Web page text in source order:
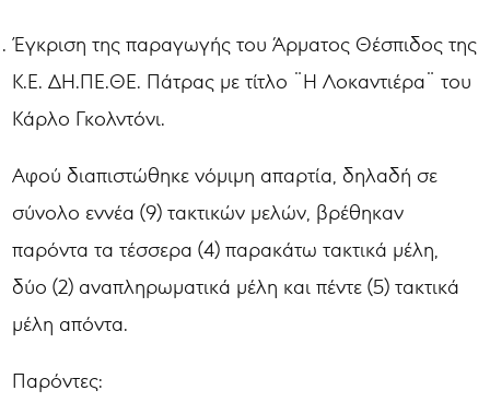
Έγκριση της παραγωγής του Άρματος Θέσπιδος της
Κ.Ε. ΔΗ.ΠΕ.ΘΕ. Πάτρας με τίτλο ¨Η Λοκαντιέρα¨ του
Κάρλο Γκολντόνι.
Αφού διαπιστώθηκε νόμιμη απαρτία, δηλαδή σε
σύνολο εννέα (9) τακτικών μελών, βρέθηκαν
παρόντα τα τέσσερα (4) παρακάτω τακτικά μέλη,
δύο (2) αναπληρωματικά μέλη και πέντε (5) τακτικά
μέλη απόντα.
Παρόντες: